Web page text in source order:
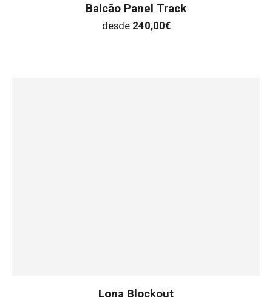
Balcăo Panel Track
desde 240,00€
Lona Blockout